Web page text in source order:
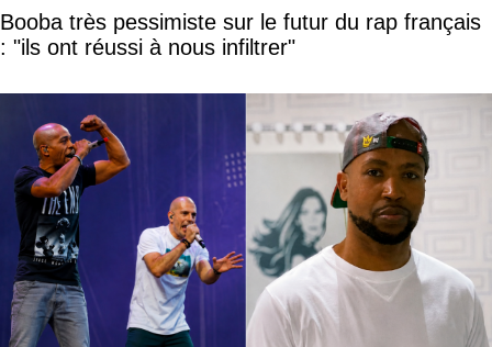
Booba très pessimiste sur le futur du rap français
: "ils ont réussi à nous infiltrer"